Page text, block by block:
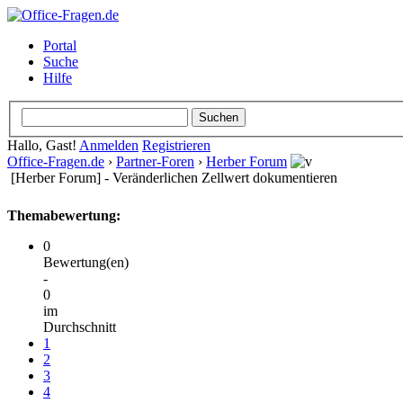
Portal
Suche
Hilfe
Hallo, Gast! Anmelden Registrieren
Office-Fragen.de › Partner-Foren › Herber Forum
[Herber Forum] - Veränderlichen Zellwert dokumentieren
Themabewertung:
0
Bewertung(en)
-
0
im
Durchschnitt
1
2
3
4